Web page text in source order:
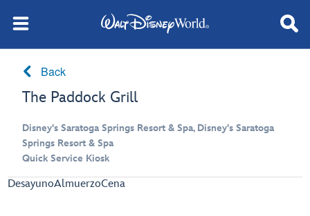
Back
The Paddock Grill
Disney's Saratoga Springs Resort & Spa, Disney's Saratoga
Springs Resort & Spa
Quick Service Kiosk
DesayunoAlmuerzoCena